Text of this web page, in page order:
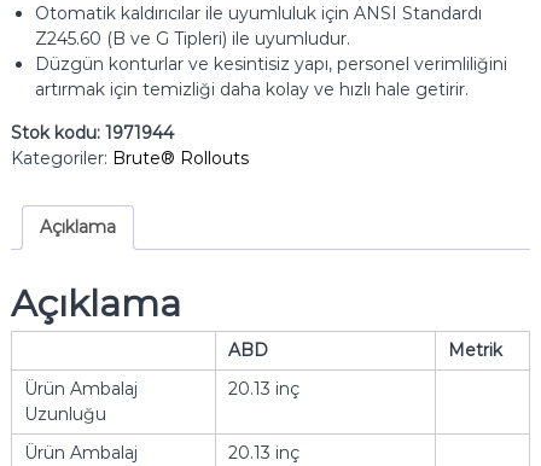
Otomatik kaldırıcılar ile uyumluluk için ANSI Standardı
Z245.60 (B ve G Tipleri) ile uyumludur.
Düzgün konturlar ve kesintisiz yapı, personel verimliliğini
artırmak için temizliği daha kolay ve hızlı hale getirir.
Stok kodu: 1971944
Kategoriler: Brute® Rollouts
Açıklama
Açıklama
ABD
Metrik
Ürün Ambalaj
Uzunluğu
20.13 inç
Ürün Ambalaj
20.13 inç